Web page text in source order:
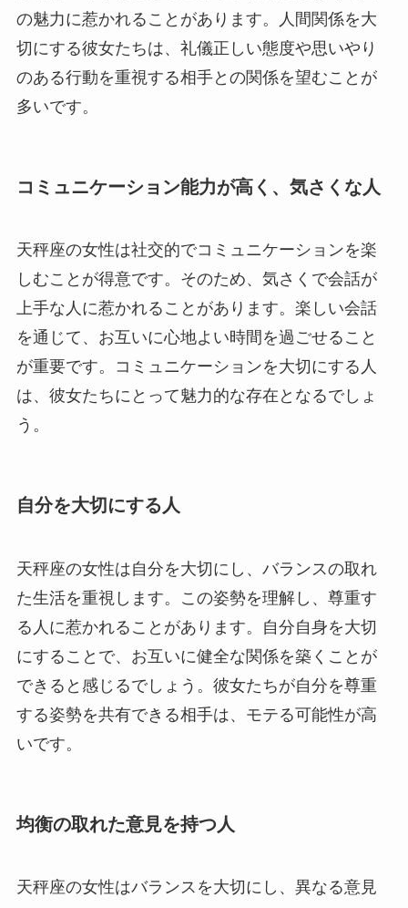
の魅力に惹かれることがあります。人間関係を大
切にする彼女たちは、礼儀正しい態度や思いやり
のある行動を重視する相手との関係を望むことが
多いです。
コミュニケーション能力が高く、気さくな人
天秤座の女性は社交的でコミュニケーションを楽
しむことが得意です。そのため、気さくで会話が
上手な人に惹かれることがあります。楽しい会話
を通じて、お互いに心地よい時間を過ごせること
が重要です。コミュニケーションを大切にする人
は、彼女たちにとって魅力的な存在となるでしょ
う。
自分を大切にする人
天秤座の女性は自分を大切にし、バランスの取れ
た生活を重視します。この姿勢を理解し、尊重す
る人に惹かれることがあります。自分自身を大切
にすることで、お互いに健全な関係を築くことが
できると感じるでしょう。彼女たちが自分を尊重
する姿勢を共有できる相手は、モテる可能性が高
いです。
均衡の取れた意見を持つ人
天秤座の女性はバランスを大切にし、異なる意見